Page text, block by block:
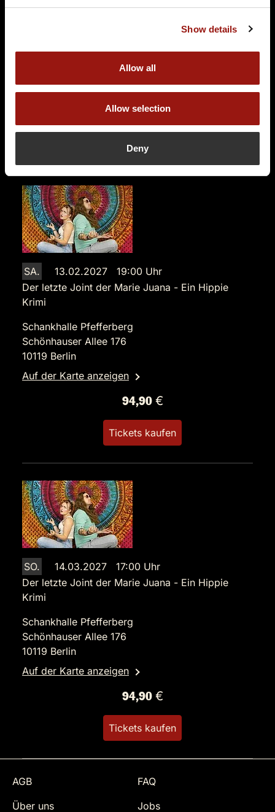
Show details
Allow all
Allow selection
Deny
Passepartouts Weltreise
94,90 €
SA.
13.02.2027 19:00 Uhr
Der letzte Joint der Marie Juana - Ein Hippie
Krimi
Schankhalle Pfefferberg
Schönhauser Allee 176
10119 Berlin
Auf der Karte anzeigen
94,90 €
Tickets kaufen
SO.
14.03.2027 17:00 Uhr
Der letzte Joint der Marie Juana - Ein Hippie
Krimi
Schankhalle Pfefferberg
Schönhauser Allee 176
10119 Berlin
Auf der Karte anzeigen
94,90 €
Tickets kaufen
AGB
FAQ
Über uns
Jobs